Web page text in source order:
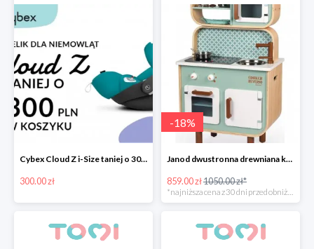
Cybex Cloud Z i-Size taniej o 300zł
300.00 zł
-18%
Janod dwustronna drewniana kuchnia z pralką 2w1
859.00 zł1050.00 zł*